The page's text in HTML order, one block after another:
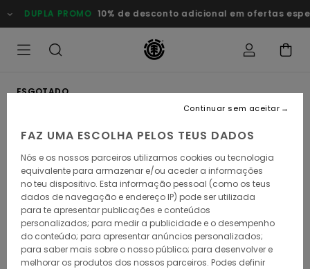
para
a
DUPLA PROMO 10% de desconto adicional em ofertas
ESGOTADO
FAZ UMA ESCOLHA PELOS TEUS DADOS
Nós e os nossos parceiros utilizamos cookies ou tecnologia
equivalente para armazenar e/ou aceder a informações
no teu dispositivo. Esta informação pessoal (como os teus
dados de navegação e endereço IP) pode ser utilizada
para te apresentar publicações e conteúdos
personalizados; para medir a publicidade e o desempenho
do conteúdo; para apresentar anúncios personalizados;
para saber mais sobre o nosso público; para desenvolver e
melhorar os produtos dos nossos parceiros. Podes definir
Continuar sem aceitar